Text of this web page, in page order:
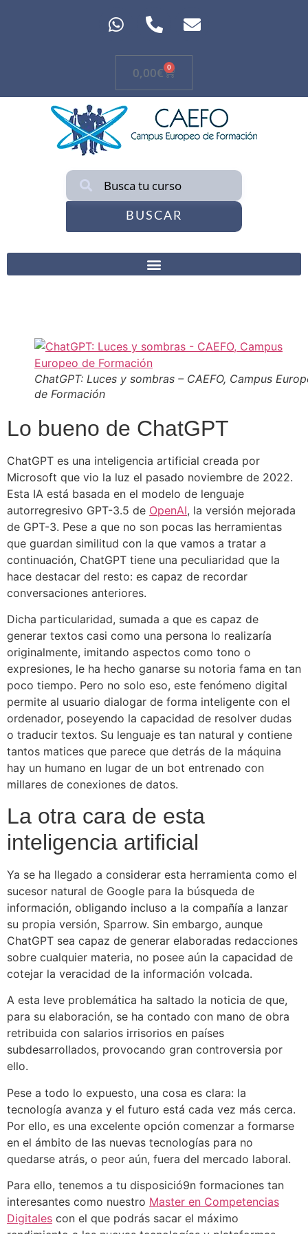
0,00€ 0
BUSCAR
ChatGPT: Luces y sombras – CAEFO, Campus
de Formación
Lo bueno de ChatGPT
ChatGPT es una inteligencia artificial creada por
Microsoft que vio la luz el pasado noviembre de 2022.
Esta IA está basada en el modelo de lenguaje
autorregresivo GPT-3.5 de OpenAI, la versión mejorada
de GPT-3. Pese a que no son pocas las herramientas
que guardan similitud con la que vamos a tratar a
continuación, ChatGPT tiene una peculiaridad que la
hace destacar del resto: es capaz de recordar
conversaciones anteriores.
Dicha particularidad, sumada a que es capaz de
generar textos casi como una persona lo realizaría
originalmente, imitando aspectos como tono o
expresiones, le ha hecho ganarse su notoria fama en tan
poco tiempo. Pero no solo eso, este fenómeno digital
permite al usuario dialogar de forma inteligente con el
ordenador, poseyendo la capacidad de resolver dudas
o traducir textos. Su lenguaje es tan natural y contiene
tantos matices que parece que detrás de la máquina
hay un humano en lugar de un bot entrenado con
millares de conexiones de datos.
La otra cara de esta
inteligencia artificial
Ya se ha llegado a considerar esta herramienta como el
sucesor natural de Google para la búsqueda de
información, obligando incluso a la compañía a lanzar
su propia versión, Sparrow. Sin embargo, aunque
ChatGPT sea capaz de generar elaboradas redacciones
sobre cualquier materia, no posee aún la capacidad de
cotejar la veracidad de la información volcada.
A esta leve problemática ha saltado la noticia de que,
para su elaboración, se ha contado con mano de obra
retribuida con salarios irrisorios en países
subdesarrollados, provocando gran controversia por
ello.
Pese a todo lo expuesto, una cosa es clara: la
tecnología avanza y el futuro está cada vez más cerca.
Por ello, es una excelente opción comenzar a formarse
en el ámbito de las nuevas tecnologías para no
quedarse atrás, o peor aún, fuera del mercado laboral.
Para ello, tenemos a tu disposició9n formaciones tan
interesantes como nuestro Master en Competencias
Digitales con el que podrás sacar el máximo